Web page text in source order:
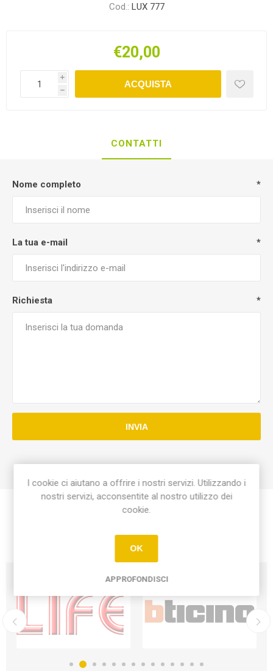
Cod.: LUX 777
€20,00
i
h
ACQUISTA
CONTATTI
Nome completo *
La tua e-mail *
Richiesta *
INVIA
I cookie ci aiutano a offrire i nostri servizi. Utilizzando i
nostri servizi, acconsentite al nostro utilizzo dei
cookie.
OK
APPROFONDISCI